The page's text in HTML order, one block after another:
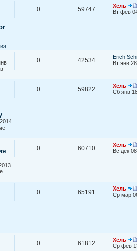
0 59747
Хель
Вт фев
0 42534
Erich
Вт янв
0 59822
Хель
Сб янв
0 60710
Хель
Вс дек
0 65191
Хель
Ср мар
0 61812
Хель
Ср фев